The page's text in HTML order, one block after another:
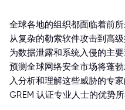
全球各地的组织都面临着前
从复杂的勒索软件攻击到高
为数据泄露和系统入侵的主
预测全球网络安全市场将蓬
入分析和理解这些威胁的专
GREM 认证专业人士的优势所